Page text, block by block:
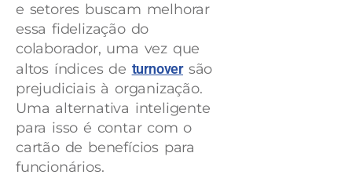
e setores buscam melhorar
essa fidelização do
colaborador, uma vez que
altos índices de turnoversão
prejudiciais à organização.
Uma alternativa inteligente
para isso é contar com o
cartão de benefícios para
funcionários.